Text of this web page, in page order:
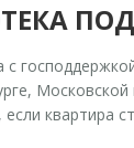
с
если квартира